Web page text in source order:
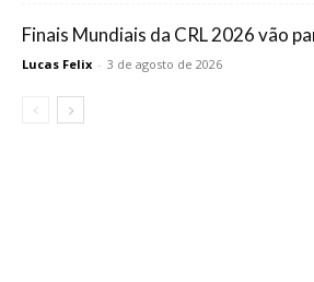
Finais Mundiais da CRL 2026 vão
Lucas Felix - 3 de agosto de 2026